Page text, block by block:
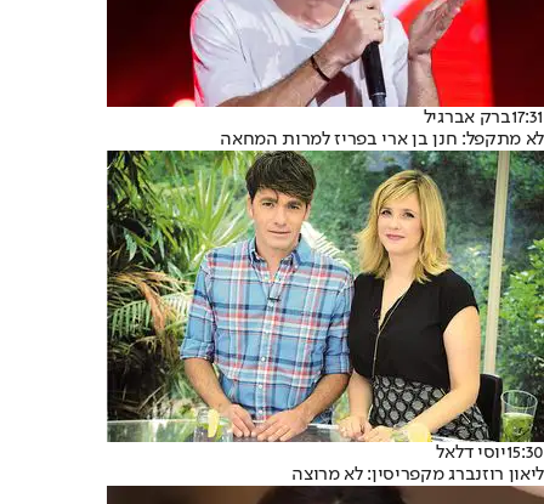
17:31ברק אברגיל
לא מתקפל: חנן בן ארי בפריז למרות המחאה
15:30יוסי דלאל
ליאון רוזנברג מקפריסין: לא מרוצה